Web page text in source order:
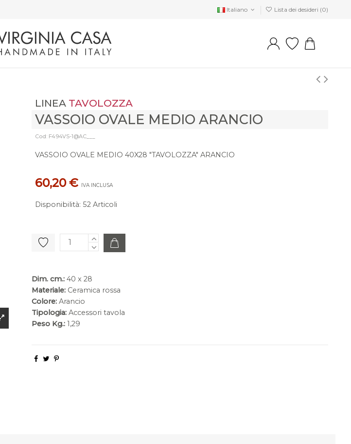
Italiano Lista dei desideri (0)
LINEA TAVOLOZZA
VASSOIO OVALE MEDIO ARANCIO
Cod: F494VS-1@AC___
VASSOIO OVALE MEDIO 40X28 "TAVOLOZZA" ARANCIO
60,20 € IVA INCLUSA
Disponibilità: 52 Articoli
Dim. cm.: 40 x 28
Materiale: Ceramica rossa
Colore: Arancio
Tipologia: Accessori tavola
Peso Kg.: 1,29